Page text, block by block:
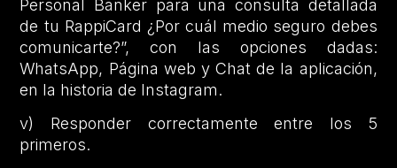
Personal Banker para una consulta detallada
de tu RappiCard ¿Por cuál medio seguro debes
comunicarte?”, con las opciones dadas:
WhatsApp, Página web y Chat de la aplicación,
en la historia de Instagram.
v) Responder correctamente entre los 5
primeros.